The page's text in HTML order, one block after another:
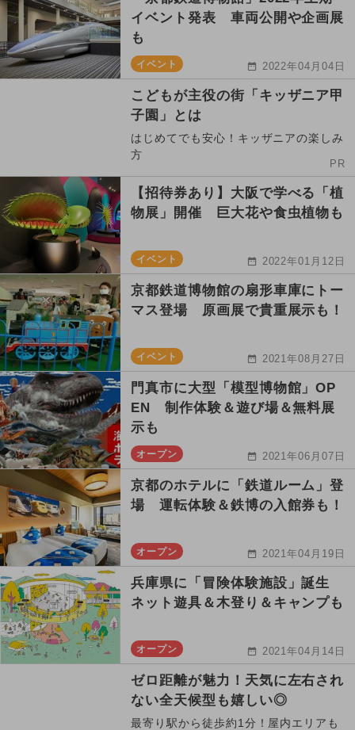
イベント発表 車両公開や企画展
も
イベント 2022年04月04日
こどもが主役の街「キッザニア甲
子園」とは
はじめてでも安心！キッザニアの楽しみ
方
PR
【招待券あり】大阪で学べる「植
物展」開催 巨大花や食虫植物も
イベント 2022年01月12日
京都鉄道博物館の扇形車庫にトー
マス登場 原画展で貴重展示も！
イベント 2021年08月27日
門真市に大型「模型博物館」OP
EN 制作体験＆遊び場＆無料展
示も
オープン 2021年06月07日
京都のホテルに「鉄道ルーム」登
場 運転体験＆鉄博の入館券も！
オープン 2021年04月19日
兵庫県に「冒険体験施設」誕生
ネット遊具＆木登り＆キャンプも
オープン 2021年04月14日
ゼロ距離が魅力！天気に左右され
ない全天候型も嬉しい◎
最寄り駅から徒歩約1分！屋内エリアも